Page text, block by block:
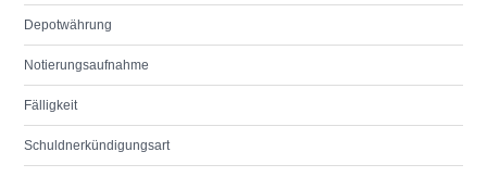
Depotwährung
Notierungsaufnahme
Fälligkeit
Schuldnerkündigungsart